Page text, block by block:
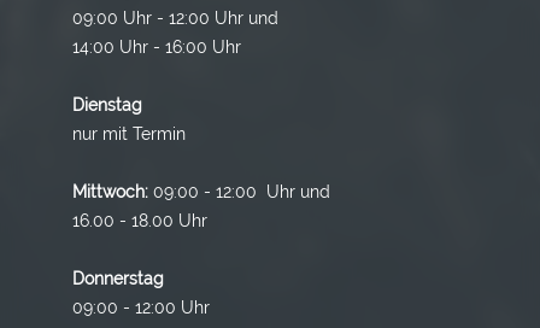
09:00 Uhr - 12:00 Uhr und
14:00 Uhr - 16:00 Uhr
Dienstag
nur mit Termin
Mittwoch: 09:00 - 12:00 Uhr und
16.00 - 18.00 Uhr
Donnerstag
09:00 - 12:00 Uhr